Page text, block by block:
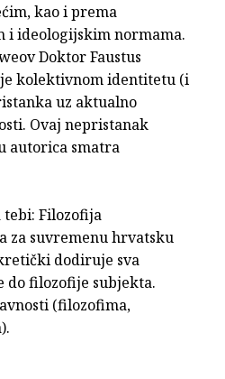
kao i prema
i ideologijskim normama.
Doktor Faustus
kolektivnom identitetu (i
uz aktualno
Ovaj nepristanak
autorica smatra
tebi: Filozofija
za suvremenu hrvatsku
dodiruje sva
do filozofije subjekta.
(filozofima,